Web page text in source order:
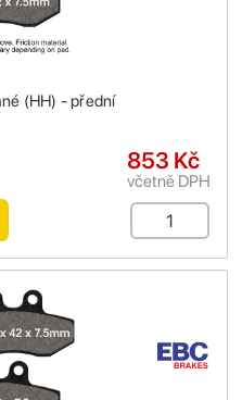
(HH) - přední
853 Kč
včetně DPH